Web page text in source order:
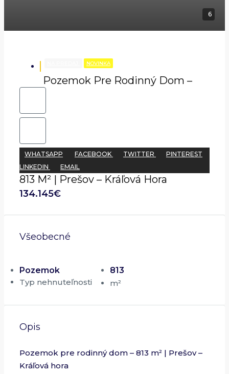
6
WHATSAPP FACEBOOK TWITTER
PINTEREST
LINKEDIN
EMAIL
NOVINKA
Pozemok Pre Rodinný Dom –
813 M² | Prešov – Kráľová Hora
134.145€
Všeobecné
Pozemok
Typ nehnuteľnosti
813
m²
Opis
Pozemok pre rodinný dom – 813 m² | Prešov –
Kráľová hora